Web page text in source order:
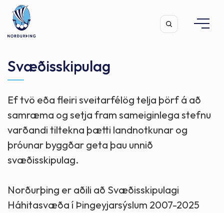
Leita
Svæðisskipulag
Ef tvö eða fleiri sveitarfélög telja þörf á að
samræma og setja fram sameiginlega stefnu
varðandi tiltekna þætti landnotkunar og
þróunar byggðar geta þau unnið
svæðisskipulag.
Norðurþing er aðili að Svæðisskipulagi
Háhitasvæða í Þingeyjarsýslum 2007-2025